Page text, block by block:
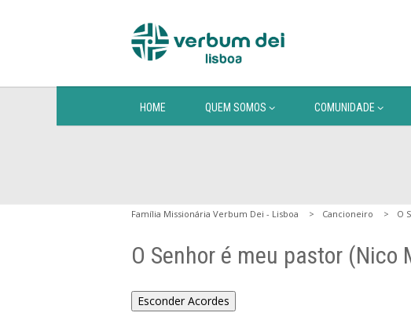
HOME QUEM SOMOS COMUNIDADE
Família Missionária Verbum Dei - Lisboa Cancioneiro O
O Senhor é meu pastor (Nico
Esconder Acordes